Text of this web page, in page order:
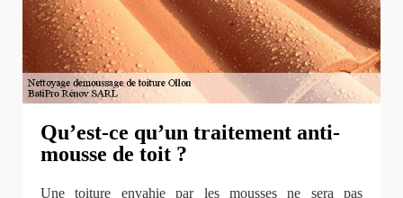
Qu’est-ce qu’un traitement anti-
mousse de toit ?
Une toiture envahie par les mousses ne sera pas